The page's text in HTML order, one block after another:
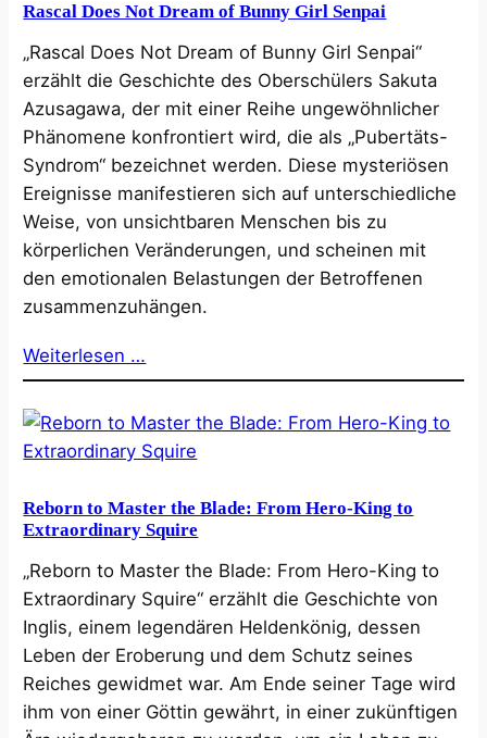
Rascal Does Not Dream of Bunny Girl Senpai
„Rascal Does Not Dream of Bunny Girl Senpai“
erzählt die Geschichte des Oberschülers Sakuta
Azusagawa, der mit einer Reihe ungewöhnlicher
Phänomene konfrontiert wird, die als „Pubertäts-
Syndrom“ bezeichnet werden. Diese mysteriösen
Ereignisse manifestieren sich auf unterschiedliche
Weise, von unsichtbaren Menschen bis zu
körperlichen Veränderungen, und scheinen mit
den emotionalen Belastungen der Betroffenen
zusammenzuhängen.
Weiterlesen …
Reborn to Master the Blade: From Hero-King to
Extraordinary Squire
„Reborn to Master the Blade: From Hero-King to
Extraordinary Squire“ erzählt die Geschichte von
Inglis, einem legendären Heldenkönig, dessen
Leben der Eroberung und dem Schutz seines
Reiches gewidmet war. Am Ende seiner Tage wird
ihm von einer Göttin gewährt, in einer zukünftigen